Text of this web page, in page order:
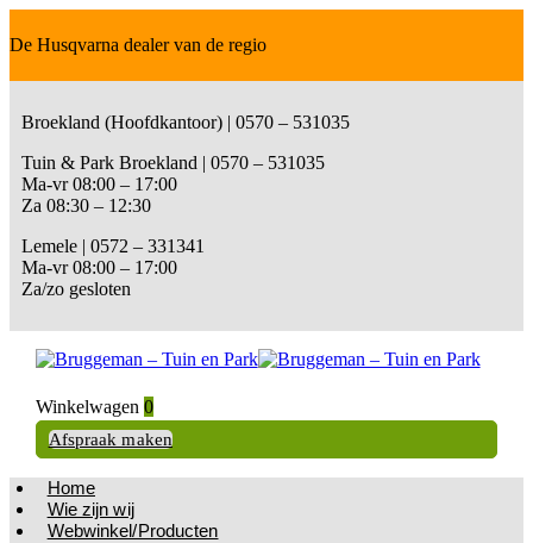
De Husqvarna dealer van de regio
Broekland (Hoofdkantoor) | 0570 – 531035
Tuin & Park Broekland | 0570 – 531035
Ma-vr 08:00 – 17:00
Za 08:30 – 12:30
Lemele | 0572 – 331341
Ma-vr 08:00 – 17:00
Za/zo gesloten
Winkelwagen 0
Afspraak maken
Home
Wie zijn wij
Webwinkel/Producten